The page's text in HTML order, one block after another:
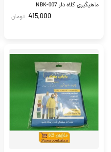
ماهیگیری کلاه دار NBK-007
415,000 تومان